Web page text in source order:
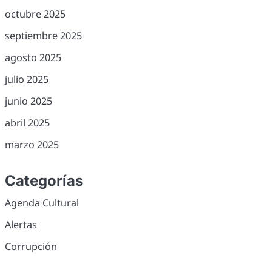
octubre 2025
septiembre 2025
agosto 2025
julio 2025
junio 2025
abril 2025
marzo 2025
Categorías
Agenda Cultural
Alertas
Corrupción